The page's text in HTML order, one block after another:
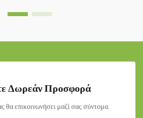
Δωρεάν Προσφορά
επικοινωνήσει μαζί σας σύντομα.